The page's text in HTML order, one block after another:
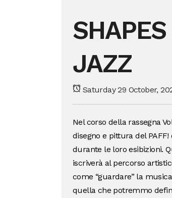
JAZZ
Saturday 29 October,
Nel corso della rassegna
disegno e pittura del
durante le loro esibizioni.
iscriverà al percorso
come “guardare” la
quella che potremmo